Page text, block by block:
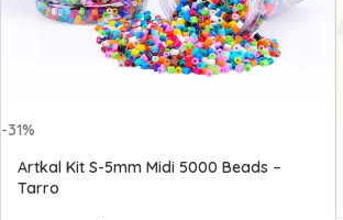
-31%
Artkal Kit S-5mm Midi 5000 Beads –
Tarro